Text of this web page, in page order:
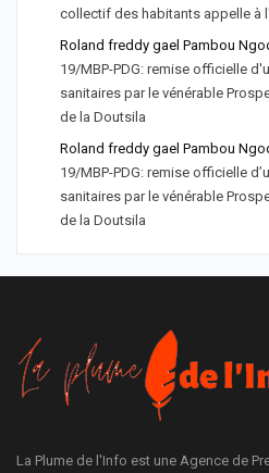
collectif des habitants appelle à
Roland freddy gael Pambou
19/MBP-PDG: remise officielle
sanitaires par le vénérable
de la Doutsila
Roland freddy gael Pambou
19/MBP-PDG: remise officielle
sanitaires par le vénérable
de la Doutsila
La Plume de l'Info est une Agence de